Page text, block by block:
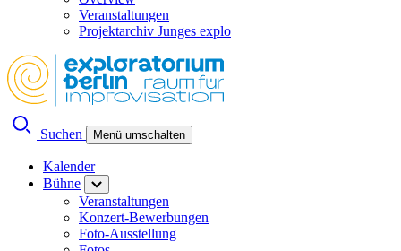
Veranstaltungen
Projektarchiv Junges explo
Suchen Menü umschalten
Kalender
Bühne
Veranstaltungen
Konzert-Bewerbungen
Foto-Ausstellung